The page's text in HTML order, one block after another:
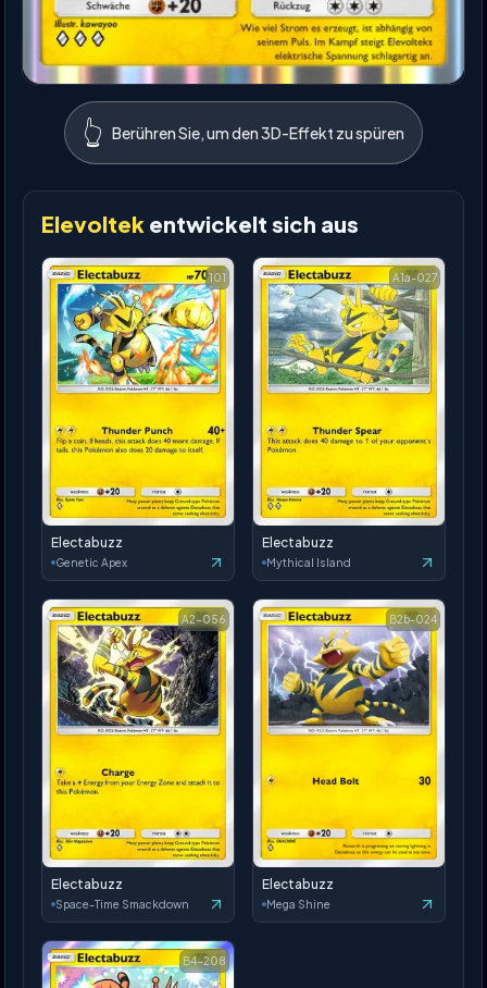
👆 Berühren Sie, um den 3D-Effekt zu spüren
Elevoltek entwickelt sich aus
101
Electabuzz
Genetic Apex
A1a-027
Electabuzz
Mythical Island
A2-056
Electabuzz
Space-Time Smackdown
B2b-024
Electabuzz
Mega Shine
B4-208